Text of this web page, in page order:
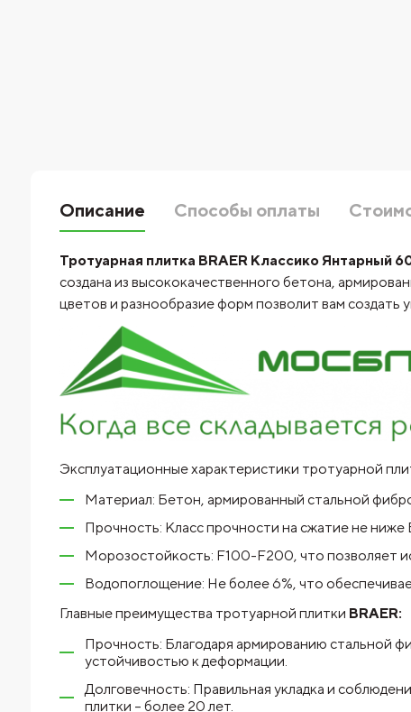
Описание Способы оплаты
Тротуарная плитка BRAER Классико Янтарный
создана из высококачественного бетона,
цветов и разнообразие форм позволит вам
Эксплуатационные характеристики тротуарной
Материал: Бетон, армированный стальной
Прочность: Класс прочности на сжатие не ниже
Морозостойкость: F100-F200, что позволяет
Водопоглощение: Не более 6%, что
Главные преимущества тротуарной плитки BRAER:
Прочность: Благодаря армированию стальной
устойчивостью к деформации.
Долговечность: Правильная укладка и
плитки – более 20 лет.